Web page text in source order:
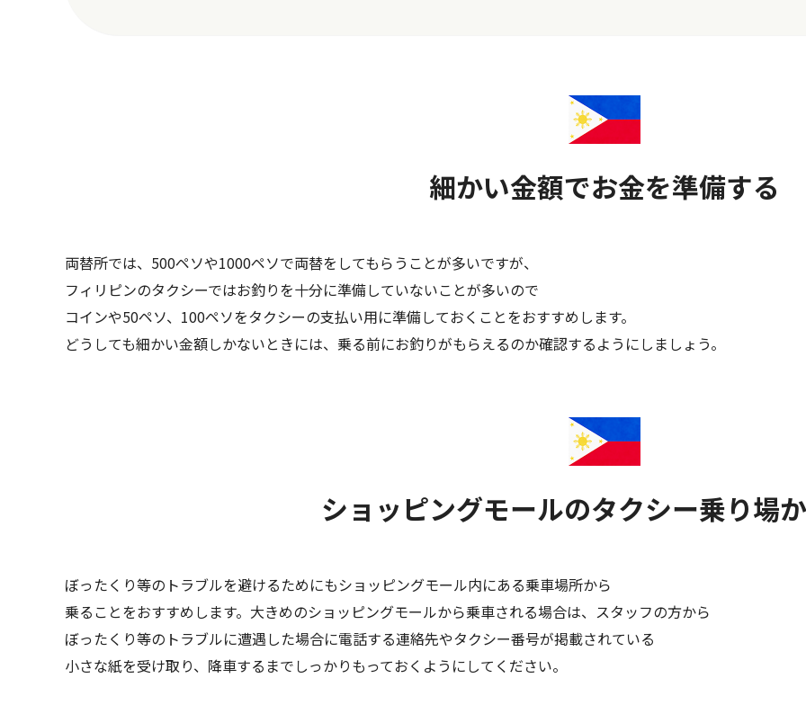
細かい金額でお金を準備する
両替所では、500ペソや1000ペソで両替をしてもらうことが多いですが、
フィリピンのタクシーではお釣りを十分に準備していないことが多いので
コインや50ペソ、100ペソをタクシーの支払い用に準備しておくことをおすすめします。
どうしても細かい金額しかないときには、乗る前にお釣りがもらえるのか確認するようにしましょう。
ショッピングモールのタクシー乗り場
ぼったくり等のトラブルを避けるためにもショッピングモール内にある乗車場所から
乗ることをおすすめします。大きめのショッピングモールから乗車される場合は、スタッフの方から
ぼったくり等のトラブルに遭遇した場合に電話する連絡先やタクシー番号が掲載されている
小さな紙を受け取り、降車するまでしっかりもっておくようにしてください。